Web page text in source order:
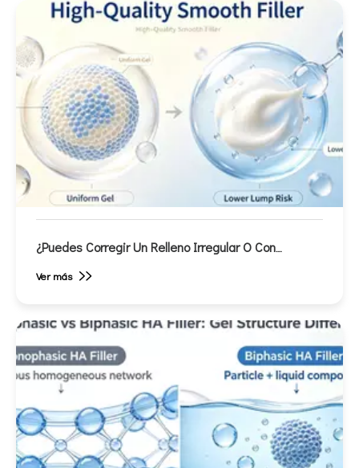
¿Puedes Corregir Un Relleno Irregular O Con
Protuberancias? Una Guía De La Clínica Para La
Ver más